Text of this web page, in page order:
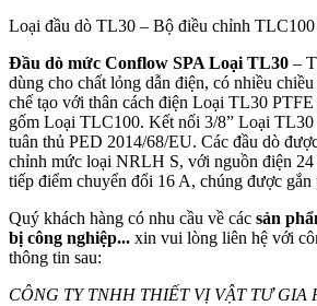
Loại đầu dò TL30 – Bộ điều chỉnh
Đầu dò mức Conflow SPA Loại TL30 –
dùng cho chất lỏng dẫn điện, có nhiều
chế tạo với thân cách điện Loại TL30 PTFE
gốm Loại TLC100. Kết nối 3/8” Loại
tuân thủ PED 2014/68/EU. Các đầu dò
chỉnh mức loại NRLH S, với nguồn điện
tiếp điểm chuyển đổi 16 A, chúng được
Quý khách hàng có nhu cầu về các sản
bị công nghiệp... xin vui lòng liên hệ với
thông tin sau:
CÔNG TY TNHH THIẾT VỊ VẬT TƯ GIA